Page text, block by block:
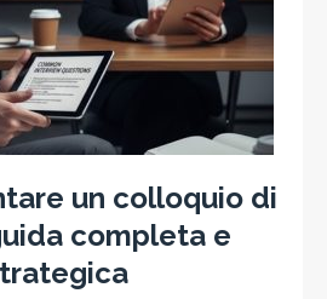
un colloquio di
completa e